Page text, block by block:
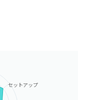
セットアップ